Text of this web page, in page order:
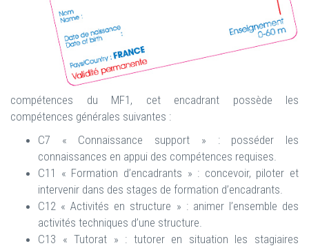
compétences du MF1, cet encadrant possède les
compétences générales suivantes :
C7 « Connaissance support » : posséder les
connaissances en appui des compétences requises.
C11 « Formation d’encadrants » : concevoir, piloter et
intervenir dans des stages de formation d’encadrants.
C12 « Activités en structure » : animer l’ensemble des
activités techniques d’une structure.
C13 « Tutorat » : tutorer en situation les stagiaires